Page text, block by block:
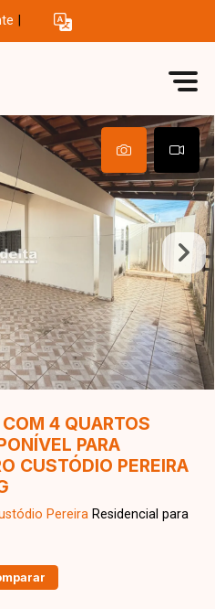
4 QUARTOS
PARA
CUSTÓDIO PEREIRA
Pereira Residencial para